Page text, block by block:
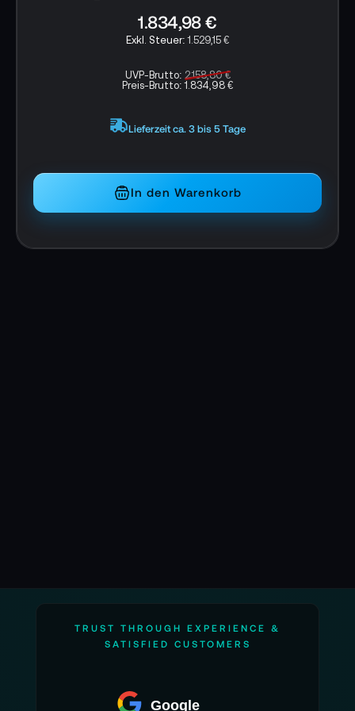
Eigenschaften Blackmagic Micro Studio
Camera 4K G2:
Dual Native ISO
Camera 4K G2:
1.834,98 €
1.529,15 €
UVP-Brutto: 2.158,80 €
Preis-Brutto:1.834,98 €
Lieferzeit ca. 3 bis 5 Tage
In den Warenkorb
TRUST THROUGH EXPERIENCE &
SATISFIED CUSTOMERS
Google